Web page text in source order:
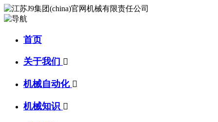
首页
关于我们 
机械自动化 
机械知识 